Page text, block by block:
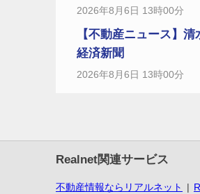
2026年8月6日 13時00分
【不動産ニュース】
経済新聞
2026年8月6日 13時00分
Realnet関連サービス
不動産情報ならリアルネット